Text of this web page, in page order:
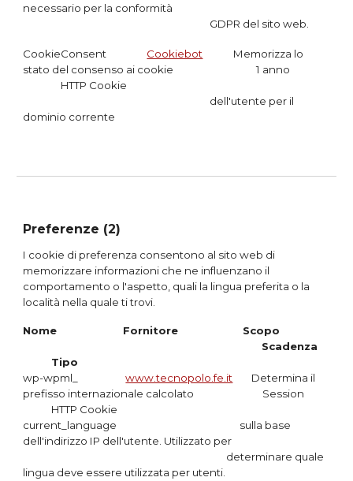
necessario per la conformità
GDPR del sito web
CookieConsent Cookiebot
Memorizza lo
stato del consenso ai cookie 1 anno
HTTP Cookie
dell'utente per il
dominio corrente
Preferenze (2)
I cookie di preferenza consentono al sito web di
memorizzare informazioni che ne influenzano il
comportamento o l'aspetto, quali la lingua preferita o la
località nella quale ti trovi.
Nome Fornitore
Scopo
Scadenza
Tipo
wp-wpml_www.tecnopolo.fe.it Determina il
prefisso internazionale calcolato Session
HTTP Cookie
current_language sulla base
dell'indirizzo IP dell'utente. Utilizzato per
determinare quale
lingua deve essere utilizzata per utenti.